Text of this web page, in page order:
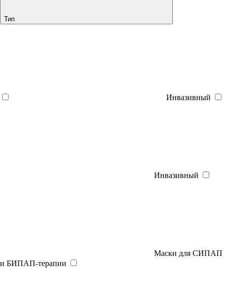
Тип
Инвазивный
Инвазивный
Маски для СИПАП
и БИПАП-терапии